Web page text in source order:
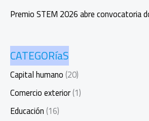
Premio STEM 2026 abre convocatoria
CATEGORíaS
Capital humano(20)
Comercio exterior(1)
Educación(16)